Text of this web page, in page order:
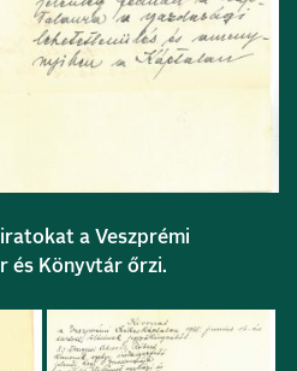
a Veszprémi
és Könyvtár őrzi.